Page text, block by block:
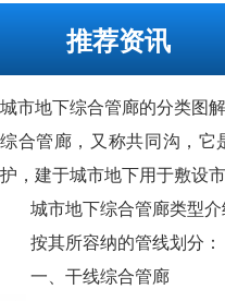
城市地下综合管廊的分类图解
综合管廊，又称共同沟，它
护，建于城市地下用于敷设
城市地下综合管廊类型介
按其所容纳的管线划分：
一、干线综合管廊
推荐资讯